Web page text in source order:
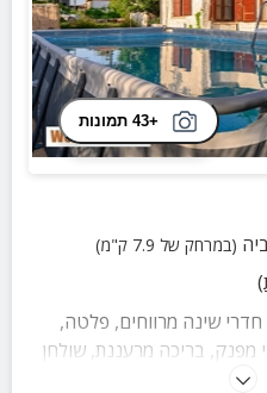
+43 תמונות
(במרחק של 7.9 ק"מ)
וילה מרהיבה בה תמצאו 4 חדרי שינה מרווחים, פלטה,
מפנק, בריכה מרעננת, שולחן
קרוב.